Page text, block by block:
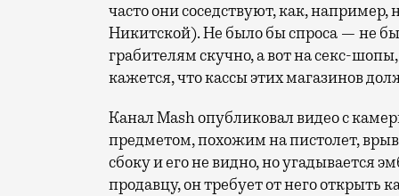
часто они соседствуют, как,
Никитской). Не было бы спроса — не
грабителям скучно, а вот на секс-
кажется, что кассы этих магазинов
Канал Mash опубликовал видео с
предметом, похожим на пистолет,
сбоку и его не видно, но угадывается
продавцу, он требует от него открыть